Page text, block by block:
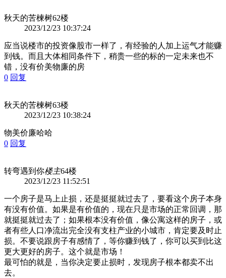
秋天的苦楝树62楼
2023/12/23 10:37:24
应当说楼市的投资像股市一样了，有经验的人加上运气才能赚
到钱。而且大体相同条件下，稍贵一些的标的一定未来也不
错，没有价美物廉的房
0 回复
秋天的苦楝树63楼
2023/12/23 10:38:24
物美价廉哈哈
0 回复
转弯遇到你楼主64楼
2023/12/23 11:52:51
一个房子是马上止损，还是挺挺就过去了，要看这个房子本身
有没有价值。如果是有价值的，现在只是市场的正常回调，那
就挺挺就过去了；如果根本没有价值，像公寓这样的房子，或
者有些人口净流出完全没有支柱产业的小城市，肯定要及时止
损。不要说跟房子有感情了，等你赚到钱了，你可以买到比这
更大更好的房子。这个就是市场！
最可怕的就是，当你决定要止损时，发现房子根本都卖不出
去。